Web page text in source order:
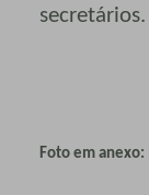
secretários.
Foto em anexo: